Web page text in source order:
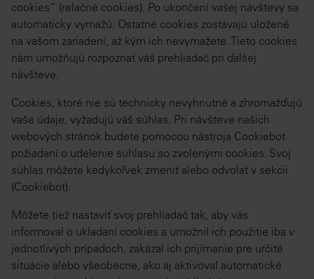
cookies“ (relačné cookies). Po ukončení vašej návštevy sa
automaticky vymažú. Ostatné cookies zostávajú uložené
na vašom zariadení, až kým ich nevymažete. Tieto cookies
nám umožňujú rozpoznať váš prehliadač pri ďalšej
návšteve.
Cookies, ktoré nie sú technicky nevyhnutné a zhromažďujú
vaše údaje, vyžadujú váš súhlas. Pri návšteve našich
webových stránok budete pomocou nástroja Cookiebot
požiadaní o udelenie súhlasu so zvolenými cookies. Svoj
súhlas môžete kedykoľvek zmeniť alebo odvolať v sekcii
(Cookiebot).
Môžete tiež nastaviť svoj prehliadač tak, aby vás
informoval o ukladaní cookies a umožnil ich použitie iba v
jednotlivých prípadoch, zakázal ich prijímanie pre určité
situácie alebo všeobecne, ako aj aktivoval automatické